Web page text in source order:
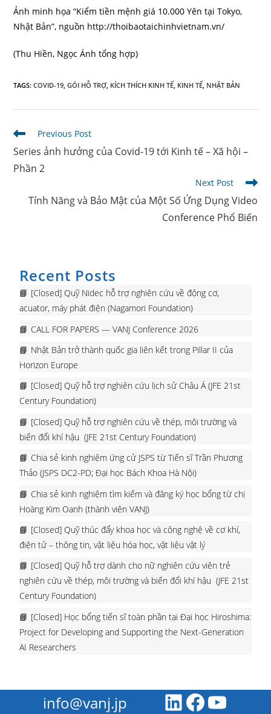
Ảnh minh họa “Kiểm tiền mệnh giá 10.000 Yên tại Tokyo,
Nhật Bản”, nguồn http://thoibaotaichinhvietnam.vn/
(Thu Hiền, Ngọc Ánh tổng hợp)
TAGS:COVID-19, GÓI HỖ TRỢ, KÍCH THÍCH KINH TẾ, KINH TẾ, NHẬT BẢN
Read
articles
Previous Post
Series ảnh hưởng của Covid-19 tới Kinh tế – Xã hội –
Phần 2
Next Post
Tính Năng và Bảo Mật của Một Số Ứng Dụng Video
Conference Phổ Biến
Recent Posts
[Closed] Quỹ Nidec hỗ trợ nghiên cứu về động cơ,
acuator, máy phát điện (Nagamori Foundation)
CALL FOR PAPERS — VANJ Conference 2026
Nhật Bản trở thành quốc gia liên kết trong Pillar II của
Horizon Europe
[Closed] Quỹ hỗ trợ nghiên cứu lịch sử Châu Á (JFE 21st
Century Foundation)
[Closed] Quỹ hỗ trợ nghiên cứu về thép, môi trường và
biến đổi khí hậu (JFE 21st Century Foundation)
Chia sẻ kinh nghiệm ứng cử JSPS từ Tiến sĩ Trần Phương
Thảo (JSPS DC2-PD; Đại học Bách Khoa Hà Nội)
Chia sẻ kinh nghiệm tìm kiếm và đăng ký học bổng từ chị
Hoàng Kim Oanh (thành viên VANJ)
[Closed] Quỹ thúc đẩy khoa học và công nghệ về cơ khí,
điện tử – thông tin, vật liệu hóa học, vật liệu vật lý
[Closed] Quỹ hỗ trợ dành cho nữ nghiên cứu viên trẻ
nghiên cứu về thép, môi trường và biến đổi khí hậu (JFE 21st
Century Foundation)
[Closed] Học bổng tiến sĩ toàn phần tại Đại học Hiroshima:
Project for Developing and Supporting the Next-Generation
AI Researchers
info@vanj.jp LinkedInFacebookYoutube